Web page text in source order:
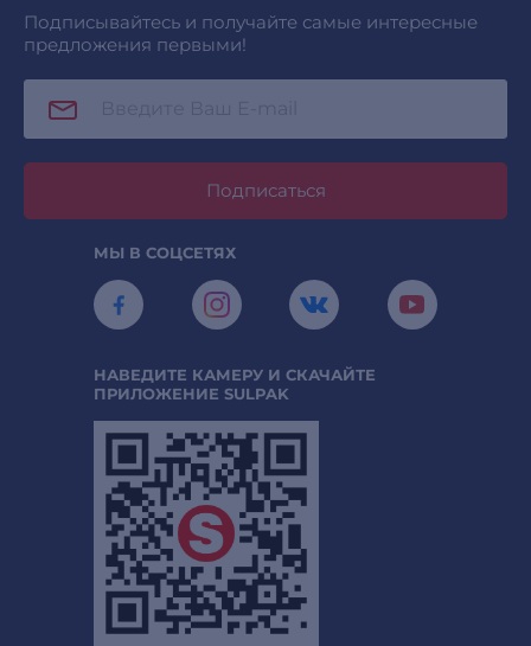
Подписывайтесь и получайте самые интересные
предложения первыми!
Подписаться
МЫ В СОЦСЕТЯХ
НАВЕДИТЕ КАМЕРУ И СКАЧАЙТЕ
ПРИЛОЖЕНИЕ SULPAK